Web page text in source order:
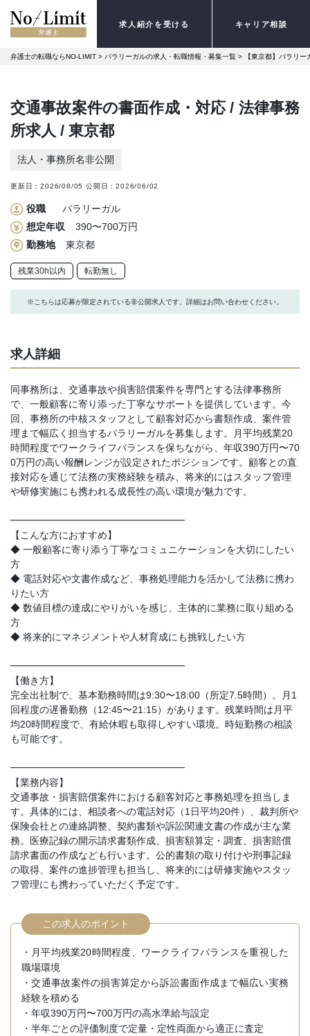
求人紹介を受ける キャリア相談
弁護士の転職ならNO-LIMIT > パラリーガルの求人・転職情報・募集一覧 > 【東京都】パラリー
交通事故案件の書面作成・対応 / 法律事務
所求人 / 東京都
法人・事務所名非公開
更新日：2026/08/05 公開日：2026/06/02
役職
パラリーガル
想定年収
390〜700万円
勤務地
東京都
残業30h以内 転勤無し
※こちらは応募が限定されている非公開求人です。詳細はお問い合わせください。
求人詳細
同事務所は、交通事故や損害賠償案件を専門とする法律事務所
で、一般顧客に寄り添った丁寧なサポートを提供しています。今
回、事務所の中核スタッフとして顧客対応から書類作成、案件管
理まで幅広く担当するパラリーガルを募集します。月平均残業20
時間程度でワークライフバランスを保ちながら、年収390万円〜70
0万円の高い報酬レンジが設定されたポジションです。顧客との直
接対応を通じて法務の実務経験を積み、将来的にはスタッフ管理
や研修実施にも携われる成長性の高い環境が魅力です。
━━━━━━━━━━━━━━━━━━
【こんな方におすすめ】
◆ 一般顧客に寄り添う丁寧なコミュニケーションを大切にしたい
方
◆ 電話対応や文書作成など、事務処理能力を活かして法務に携わ
りたい方
◆ 数値目標の達成にやりがいを感じ、主体的に業務に取り組める
方
◆ 将来的にマネジメントや人材育成にも挑戦したい方
━━━━━━━━━━━━━━━━━━
【働き方】
完全出社制で、基本勤務時間は9:30〜18:00（所定7.5時間）。月1
回程度の遅番勤務（12:45〜21:15）があります。残業時間は月平
均20時間程度で、有給休暇も取得しやすい環境。時短勤務の相談
も可能です。
━━━━━━━━━━━━━━━━━━
【業務内容】
交通事故・損害賠償案件における顧客対応と事務処理を担当しま
す。具体的には、相談者への電話対応（1日平均20件）、裁判所や
保険会社との連絡調整、契約書類や訴訟関連文書の作成が主な業
務。医療記録の開示請求書類作成、損害額算定・調査、損害賠償
請求書面の作成なども行います。公的書類の取り付けや刑事記録
の取得、案件の進捗管理も担当し、将来的には研修実施やスタッ
フ管理にも携わっていただく予定です。
この求人のポイント
・月平均残業20時間程度、ワークライフバランスを重視した
職場環境
・交通事故案件の損害算定から訴訟書面作成まで幅広い実務
経験を積める
・年収390万円〜700万円の高水準給与設定
・半年ごとの評価制度で定量・定性両面から適正に査定